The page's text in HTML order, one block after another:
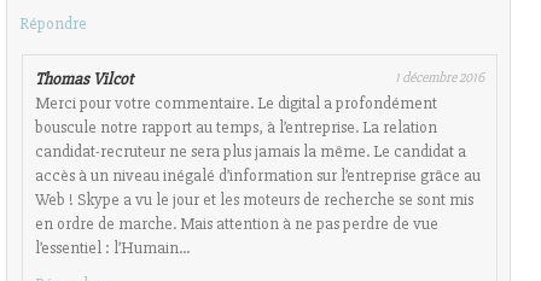
Répondre
Thomas Vilcot 1 décembre 2016
Merci pour votre commentaire. Le digital a profondément
bouscule notre rapport au temps, à l’entreprise. La relation
candidat-recruteur ne sera plus jamais la même. Le candidat a
accès à un niveau inégalé d’information sur l’entreprise grâce au
Web ! Skype a vu le jour et les moteurs de recherche se sont mis
en ordre de marche. Mais attention à ne pas perdre de vue
l’essentiel : l’Humain…